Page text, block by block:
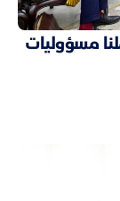
مسؤوليات